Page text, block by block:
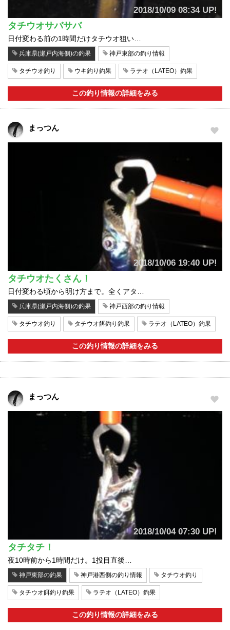
2018/10/09 08:34 UP!
タチウオサバサバ
日付変わる前の1時間だけタチウオ狙い…
兵庫県(瀬戸内海側)の釣果 神戸東部の釣り情報
タチウオ釣り ウキ釣り釣果 ラテオ（LATEO）釣果
この釣り情報の詳細をみる
まっつん
2018/10/06 19:40 UP!
タチウオたくさん！
日付変わる頃から明け方まで。全くアタ…
兵庫県(瀬戸内海側)の釣果 神戸西部の釣り情報
タチウオ釣り タチウオ餌釣り釣果 ラテオ（LATEO）釣果
この釣り情報の詳細をみる
まっつん
2018/10/04 07:30 UP!
タチタチ！
夜10時前から1時間だけ。1投目直後…
神戸東部の釣果 神戸港西側の釣り情報 タチウオ釣り
タチウオ餌釣り釣果 ラテオ（LATEO）釣果
この釣り情報の詳細をみる